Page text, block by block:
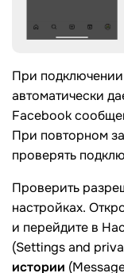
При
автоматически
Facebook
При повторном
проверять
Проверить
настройках.
и перейдите в
(Settings and
истории